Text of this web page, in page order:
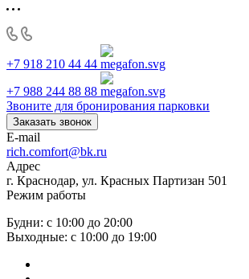
+7 918 210 44 44
+7 988 244 88 88
Звоните для бронирования парковки
Заказать звонок
E-mail
rich.comfort@bk.ru
Адрес
г. Краснодар, ул. Красных Партизан 501
Режим работы
Будни: с 10:00 до 20:00
Выходные: с 10:00 до 19:00